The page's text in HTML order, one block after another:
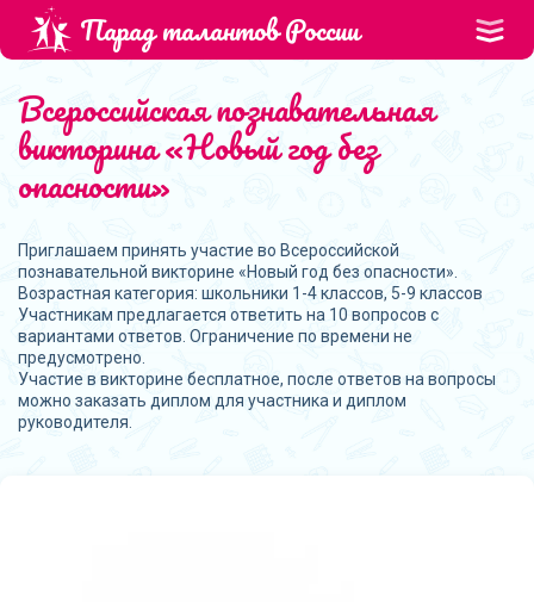
Парад талантов России
Всероссийская познавательная
викторина «Новый год без
опасности»
Приглашаем принять участие во Всероссийской
познавательной викторине «Новый год без опасности».
Возрастная категория: школьники 1-4 классов, 5-9 классов
Участникам предлагается ответить на 10 вопросов с
вариантами ответов. Ограничение по времени не
предусмотрено.
Участие в викторине бесплатное, после ответов на вопросы
можно заказать диплом для участника и диплом
руководителя.